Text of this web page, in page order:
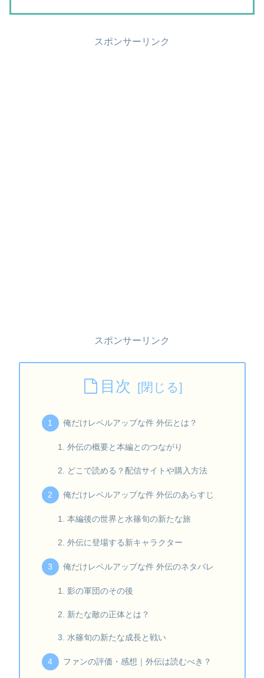
スポンサーリンク
スポンサーリンク
目次
俺だけレベルアップな件 外伝とは？
外伝の概要と本編とのつながり
どこで読める？配信サイトや購入方法
俺だけレベルアップな件 外伝のあらすじ
本編後の世界と水篠旬の新たな旅
外伝に登場する新キャラクター
俺だけレベルアップな件 外伝のネタバレ
影の軍団のその後
新たな敵の正体とは？
水篠旬の新たな成長と戦い
ファンの評価・感想｜外伝は読むべき？